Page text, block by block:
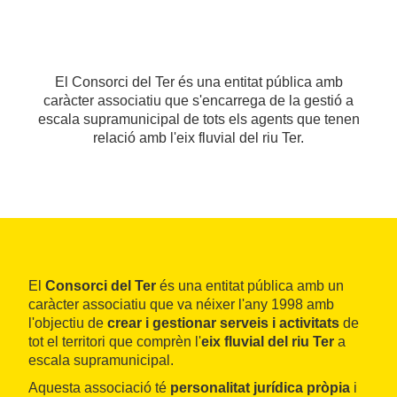
El Consorci del Ter és una entitat pública amb
caràcter associatiu que s'encarrega de la gestió a
escala supramunicipal de tots els agents que tenen
relació amb l'eix fluvial del riu Ter.
El Consorci del Ter és una entitat pública amb un
caràcter associatiu que va néixer l'any 1998 amb
l'objectiu de crear i gestionar serveis i activitats de
tot el territori que comprèn l'eix fluvial del riu Ter a
escala supramunicipal.
Aquesta associació té personalitat jurídica pròpia i